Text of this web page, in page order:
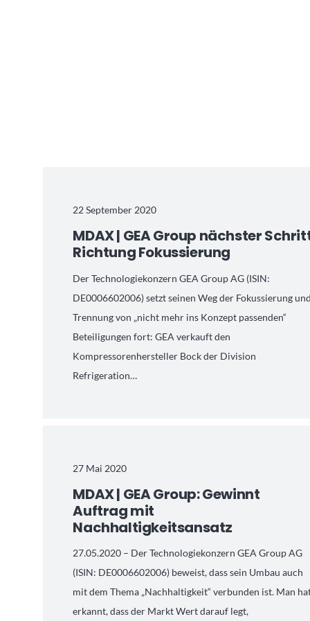
22 September 2020
MDAX | GEA Group nächster
Richtung Fokussierung
Der Technologiekonzern GEA Group AG (ISIN:
DE0006602006) setzt seinen Weg der Fokussierung
Trennung von „nicht mehr ins Konzept passenden“
Beteiligungen fort: GEA verkauft den
Kompressorenhersteller Bock der Division
Refrigeration…
27 Mai 2020
MDAX | GEA Group: Gewinnt
Auftrag mit
Nachhaltigkeitsansatz
27.05.2020 – Der Technologiekonzern GEA Group AG
(ISIN: DE0006602006) beweist, dass sein Umbau auch
mit dem Thema „Nachhaltigkeit“ verbunden ist. Man
erkannt, dass der Markt Wert darauf legt,